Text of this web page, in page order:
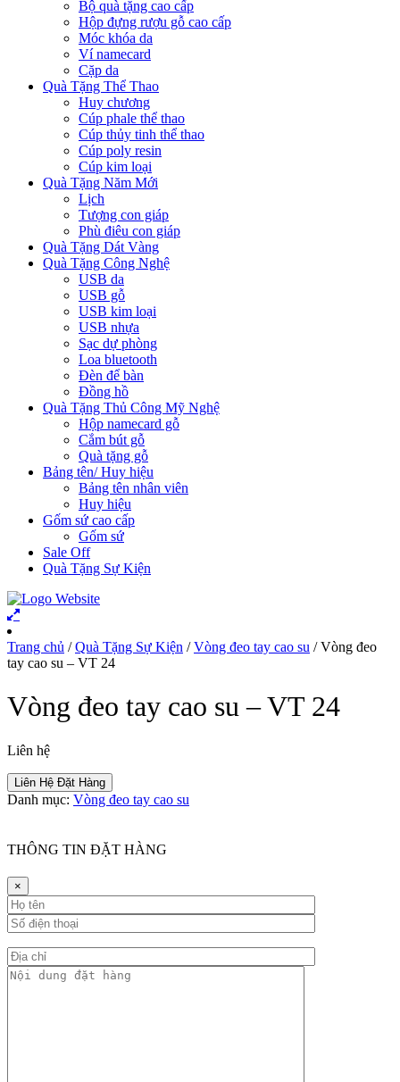
Bộ quà tặng cao cấp
Hộp đựng rượu gỗ cao cấp
Móc khóa da
Ví namecard
Cặp da
Quà Tặng Thể Thao
Huy chương
Cúp phale thể thao
Cúp thủy tinh thể thao
Cúp poly resin
Cúp kim loại
Quà Tặng Năm Mới
Lịch
Tượng con giáp
Phù điêu con giáp
Quà Tặng Dát Vàng
Quà Tặng Công Nghệ
USB da
USB gỗ
USB kim loại
USB nhựa
Sạc dự phòng
Loa bluetooth
Đèn để bàn
Đồng hồ
Quà Tặng Thủ Công Mỹ Nghệ
Hộp namecard gỗ
Cắm bút gỗ
Quà tặng gỗ
Bảng tên/ Huy hiệu
Bảng tên nhân viên
Huy hiệu
Gốm sứ cao cấp
Gốm sứ
Sale Off
Quà Tặng Sự Kiện
Trang chủ /Quà Tặng Sự Kiện /Vòng đeo tay cao su / Vòng đeo
tay cao su – VT 24
Vòng đeo tay cao su – VT 24
Liên hệ
Liên Hệ Đặt Hàng
Danh mục: Vòng đeo tay cao su
THÔNG TIN ĐẶT HÀNG
×